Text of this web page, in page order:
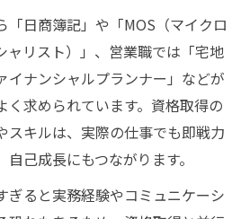
「日商簿記」や「MOS（マイクロ
ャリスト）」、営業職では「宅地
イナンシャルプランナー」などが
く求められています。資格取得の
スキルは、実際の仕事でも即戦力
己成長にもつながります。
ぎると実務経験やコミュニケーシ